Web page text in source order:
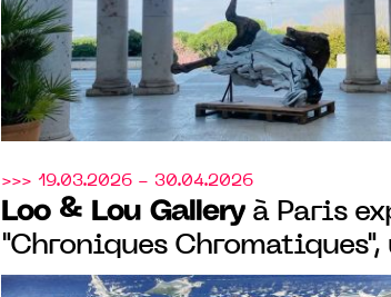
>>> 19.03.2026 - 30.04.2026
Loo & Lou Galleryà Paris
"Chroniques Chromatiques",
ensemble de peintures à